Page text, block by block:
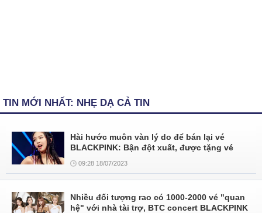
TIN MỚI NHẤT: NHẸ DẠ CẢ TIN
Hài hước muôn vàn lý do để bán lại vé
BLACKPINK: Bận đột xuất, được tặng vé
09:28 18/07/2023
Nhiều đối tượng rao có 1000-2000 vé "quan
hệ" với nhà tài trợ, BTC concert BLACKPINK